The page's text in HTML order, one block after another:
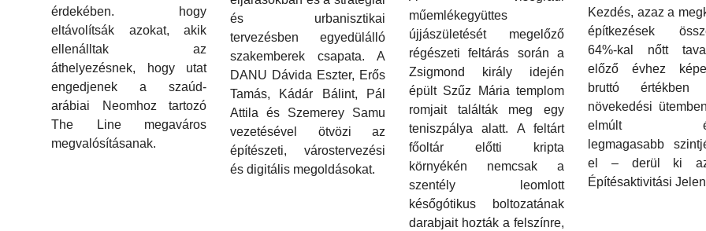
érdekében. hogy
eltávolítsák azokat, akik
ellenálltak az
áthelyezésnek, hogy utat
engedjenek a szaúd-
arábiai Neomhoz tartozó
The Line megaváros
megvalósításanak.
és urbanisztikai
tervezésben egyedülálló
szakemberek csapata. A
DANU Dávida Eszter, Erős
Tamás, Kádár Bálint, Pál
Attila és Szemerey Samu
vezetésével ötvözi az
építészeti, várostervezési
és digitális megoldásokat.
műemlékegyüttes
újjászületését megelőző
régészeti feltárás során a
Zsigmond király idején
épült Szűz Mária templom
romjait találták meg egy
teniszpálya alatt. A feltárt
főoltár előtti kripta
környékén nemcsak a
szentély leomlott
későgótikus boltozatának
darabjait hozták a felszínre,
Kezdés, azaz a
építkezések
64%-kal nőtt
előző évhez
bruttó értékben
növekedési
elmúlt
legmagasabb
el – derül ki
Építésaktivitási